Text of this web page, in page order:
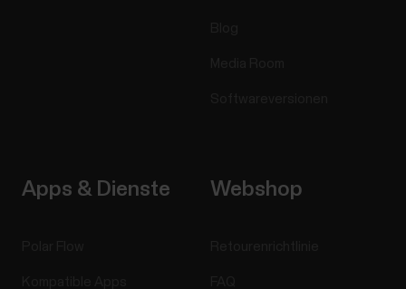
Apps & Dienste Webshop